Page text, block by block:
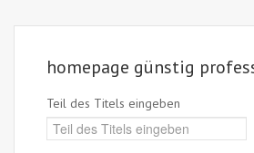
homepage günstig
Teil des Titels eingeben